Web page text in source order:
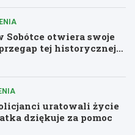
Sobótce otwiera swoje
tej historycznej
uratowali życie
dziękuje za pomoc